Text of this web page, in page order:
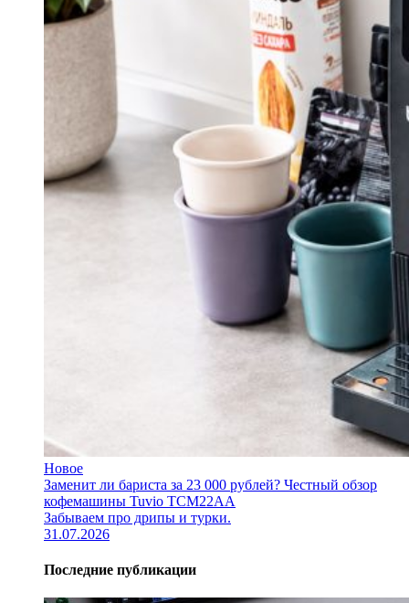
Новое
Заменит ли бариста за 23 000 рублей? Честный обзор
кофемашины Tuvio TCM22AA
Забываем про дрипы и турки.
31.07.2026
Последние публикации